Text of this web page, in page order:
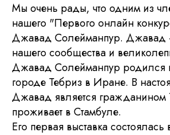
Мы очень рады, что одним из
нашего "Первого онлайн
Джавад Солейманпур. Джавад
нашего сообщества и
Джавад Солейманпур родился
городе Тебриз в Иране. В
Джавад является гражданином
проживает в Стамбуле.
Его первая выставка состоялась